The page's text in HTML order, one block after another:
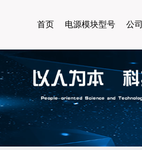
首页 电源模块型号 公